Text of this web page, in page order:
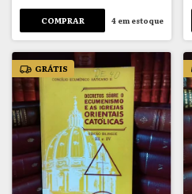
4em estoque
GRÁTIS